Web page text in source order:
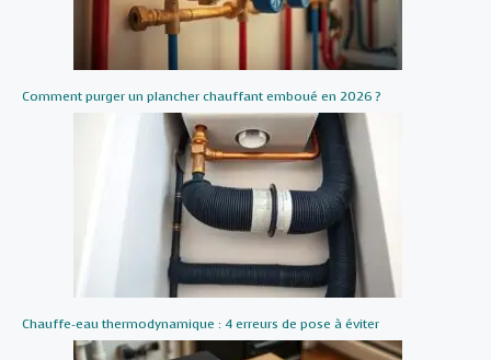
Comment purger un plancher chauffant emboué en 2026 ?
Chauffe-eau thermodynamique : 4 erreurs de pose à éviter